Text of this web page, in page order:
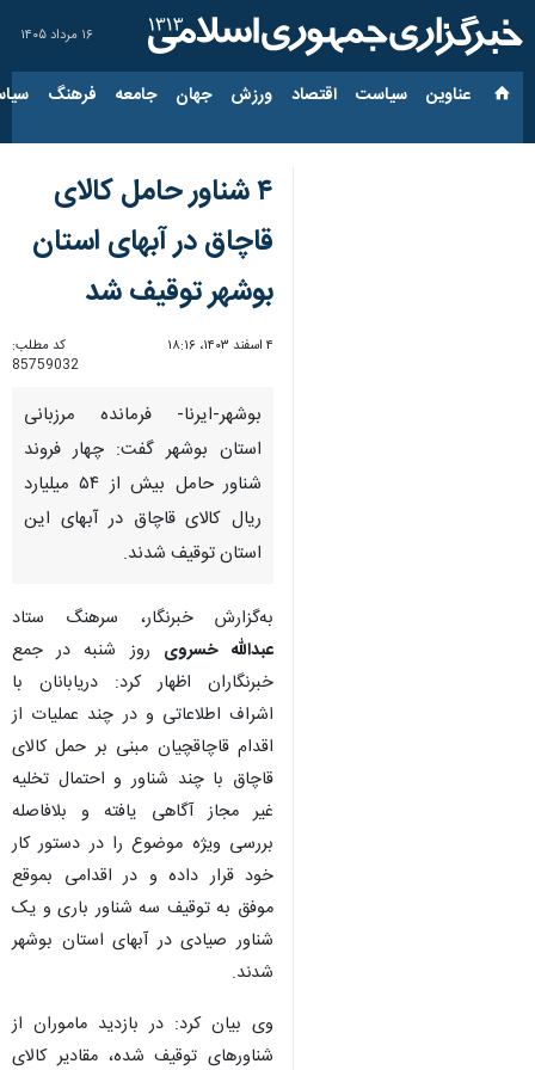
۱۶ مرداد ۱۴۰۵
عناوین‌ سیاست اقتصاد ورزش جهان جامعه فرهنگ
۴ شناور حامل کالای
قاچاق در آبهای استان
بوشهر توقیف شد
۴ اسفند ۱۴۰۳، ۱۸:۱۶
کد مطلب:
85759032
بوشهر-ایرنا- فرمانده مرزبانی
استان بوشهر گفت: چهار فروند
شناور حامل بیش از ۵۴ میلیارد
ریال کالای قاچاق در آبهای این
استان توقیف شدند.
به‌گزارش خبرنگار، سرهنگ ستاد
عبدالله خسروی روز شنبه در جمع
خبرنگاران اظهار کرد: دریابانان با
اشراف اطلاعاتی و در چند عملیات از
اقدام قاچاقچیان مبنی بر حمل کالای
قاچاق با چند شناور و احتمال تخلیه
غیر مجاز آگاهی یافته و بلافاصله
بررسی ویژه موضوع را در دستور کار
خود قرار داده و در اقدامی بموقع
موفق به توقیف سه شناور باری و یک
شناور صیادی در آبهای استان بوشهر
شدند.
وی بیان کرد: در بازدید ماموران از
شناورهای توقیف شده، مقادیر کالای